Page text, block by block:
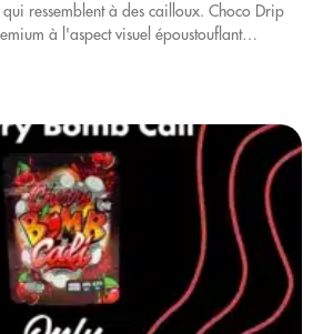
qui ressemblent à des cailloux. Choco Drip
à l'aspect visuel époustouflant…